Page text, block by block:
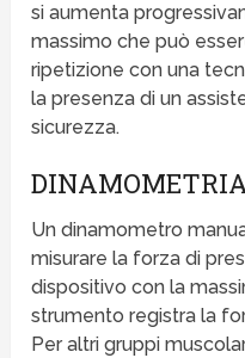
si aumenta
massimo che può
ripetizione con una
la presenza di un
sicurezza.
Un dinamometro
misurare la forza di
dispositivo con la
strumento registra la
Per altri gruppi